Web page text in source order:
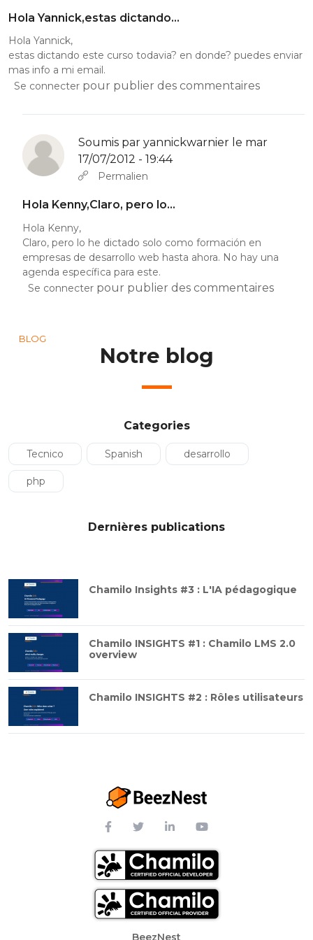
Hola Yannick,estas dictando…
Hola Yannick,
estas dictando este curso todavia? en donde? puedes enviar
mas info a mi email.
Se connecter pour publier des commentaires
Soumis par yannickwarnier le mar
17/07/2012 - 19:44
En réponse à Hola Yannick,estas dictando…
Permalien
Hola Kenny,Claro, pero lo…
Hola Kenny,
Claro, pero lo he dictado solo como formación en
empresas de desarrollo web hasta ahora. No hay una
agenda específica para este.
Se connecter pour publier des commentaires
BLOG
Notre blog
Categories
Tecnico Spanish desarrollo
php
Dernières publications
Chamilo Insights #3 : L'IA pédagogique
Chamilo INSIGHTS #1 : Chamilo LMS 2.0
overview
Chamilo INSIGHTS #2 : Rôles utilisateurs
Footer Menu
BeezNest